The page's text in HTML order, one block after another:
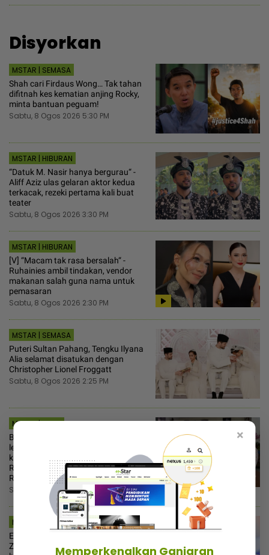
Disyorkan
MSTAR | SEMASA
Shah cari Firdaus Wong… Tak tahan
difitnah kes kematian anjing Rocky,
minta bantuan peguam!
Sabtu, 8 Ogos 2026 5:30 PM
MSTAR | HIBURAN
“Datuk M. Nasir hanya bergurau“ -
Aliff Aziz ulas gelaran aktor kedua
terkacak, rezeki pertama kali buat
teater
Sabtu, 8 Ogos 2026 3:30 PM
MSTAR | HIBURAN
[V] “Macam tak rasa bersalah“ -
Ruhainies ambil tindakan, vendor
makanan salah guna nama untuk
pemasaran
Sabtu, 8 Ogos 2026 2:30 PM
MSTAR | SEMASA
Puteri Sultan Pahang, Tengku Ilyana
Alia selamat disatukan dengan
Christopher Lionel Froggatt
Sabtu, 8 Ogos 2026 2:25 PM
MSTAR | VIRAL
Bakal mentua ‘upgrade’ hantaran
lepas anak naik pangkat kerani
kanan! Waktu merisik setuju
RM15,000... Lepas 2 minggu minta
RM25,000
Sabtu, 8 Ogos 2026 2:00 PM
MSTAR | HIBURAN
Enggan mainkan perasaan, Iqbal
Zulkefli tolak tawaran lumayan gimik
×
Memperkenalkan Ganjaran